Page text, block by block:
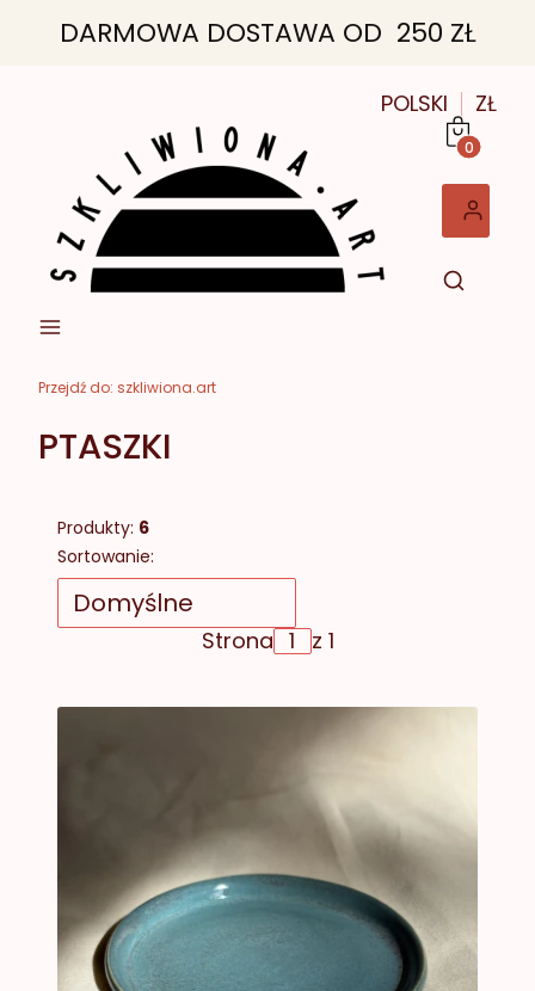
DARMOWA DOSTAWA OD 250 ZŁ
POLSKI ZŁ
Przejdź do: szkliwiona.art
PTASZKI
Produkty: 6
Lista produktów
Sortowanie:
Domyślne
Strona z 1